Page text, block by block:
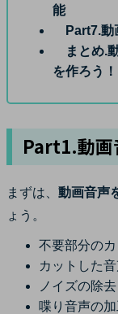
能
Part7.動
まとめ.
を作ろう！
Part1.動画
まずは、 動画音声
ょう。
不要部分のカ
カットした
ノイズの除去
喋り音声の加